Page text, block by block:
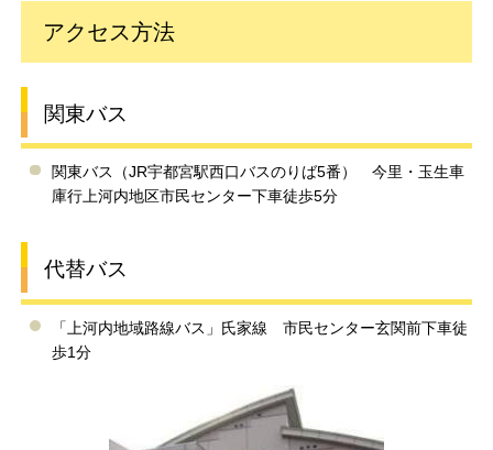
アクセス方法
関東バス
関東バス（JR宇都宮駅西口バスのりば5番） 今里・玉生車
庫行上河内地区市民センター下車徒歩5分
代替バス
「上河内地域路線バス」氏家線 市民センター玄関前下車徒
歩1分